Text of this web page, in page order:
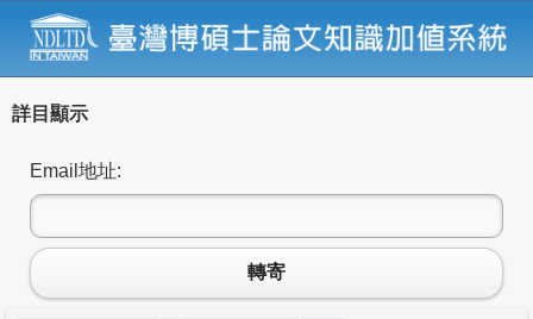
詳目顯示
Email地址:
轉寄